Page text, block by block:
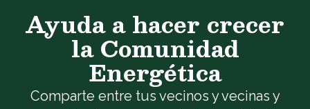
Ayuda a hacer crecer
la Comunidad
Energética
Comparte entre tus vecinos y vecinas y